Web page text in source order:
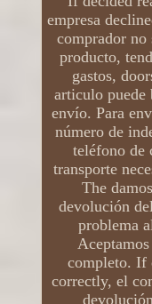
empresa
comprador no
producto,
gastos,
articulo puede
envío. Para
número de
teléfono de
transporte
The
devolución
problema
completo. If
correctly, el